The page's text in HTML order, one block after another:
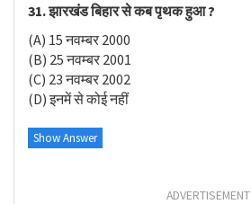
31. झारखंड बिहार से कब पृथक हुआ ?
(A) 15 नवम्बर 2000
(B) 25 नवम्बर 2001
(C) 23 नवम्बर 2002
(D) इनमें से कोई नहीं
Show Answer
ADVERTISEMENT